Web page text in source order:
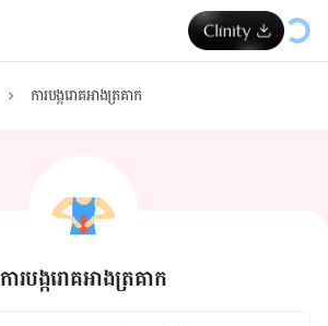
ការបង្ករោគអាងត្រគាក
ការបង្ករោគអាងត្រគាក